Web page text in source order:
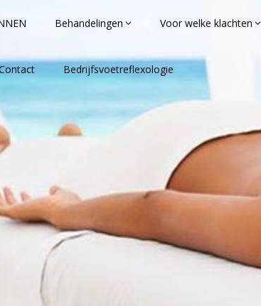
Behandelingen Voor welke klachten
Bedrijfsvoetreflexologie
ChanSiBelle